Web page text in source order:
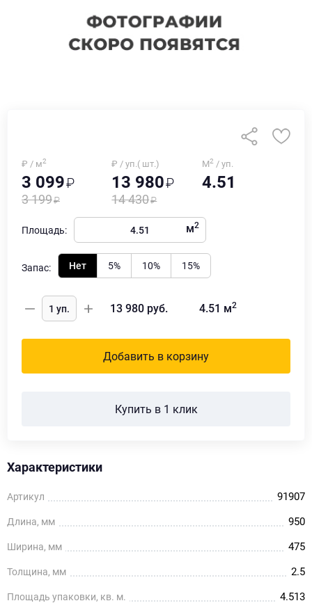
₽ / м2
3 099
3 199
₽ / уп.( шт.)
13 980
14 430
М2 / уп.
4.51
Площадь: м2
Запас: Нет 5% 10% 15%
13 980 руб. 4.51 м2
Добавить в корзину
Купить в 1 клик
Характеристики
Артикул 91907
Длина, мм 950
Ширина, мм 475
Толщина, мм 2.5
Площадь упаковки, кв. м. 4.513